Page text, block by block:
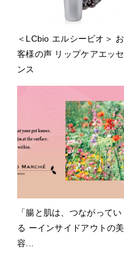
＜LCbio エルシービオ＞ お
客様の声 リップケアエッセ
ンス
「腸と肌は、つながってい
る ーインサイドアウトの美
容...